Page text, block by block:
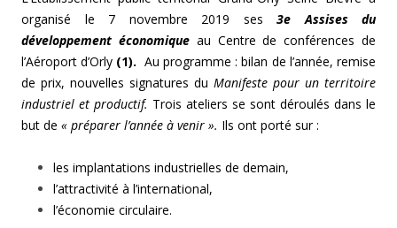
organisé le 7 novembre 2019 ses 3e Assises du
développement économique au Centre de conférences de
l’Aéroport d’Orly (1). Au programme : bilan de l’année, remise
de prix, nouvelles signatures du Manifeste pour un territoire
industriel et productif. Trois ateliers se sont déroulés dans le
but de « préparer l’année à venir ». Ils ont porté sur :
les implantations industrielles de demain,
l’attractivité à l’international,
l’économie circulaire.